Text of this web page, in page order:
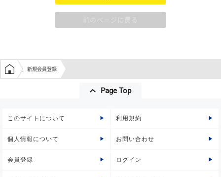
前のページに戻る
学生の窓口トップ
新規会員登録
Page Top
このサイトについて 利用規約
個人情報について お問い合わせ
会員登録 ログイン